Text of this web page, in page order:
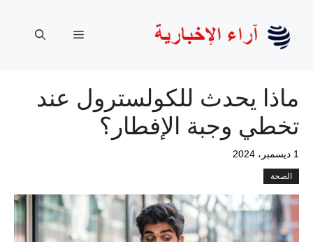
المحتوى
القائمة
ماذا يحدث للكولسترول عند
تخطي وجبة الإفطار؟
1 ديسمبر، 2024
الصحة